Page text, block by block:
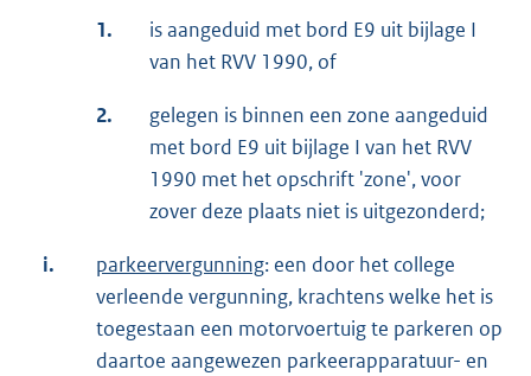
1.
is aangeduid met bord E9 uit bijlage I
van het RVV 1990, of
2.
gelegen is binnen een zone aangeduid
met bord E9 uit bijlage I van het RVV
1990 met het opschrift 'zone', voor
zover deze plaats niet is uitgezonderd;
i. parkeervergunning: een door het college
verleende vergunning, krachtens welke het is
toegestaan een motorvoertuig te parkeren op
daartoe aangewezen parkeerapparatuur- en